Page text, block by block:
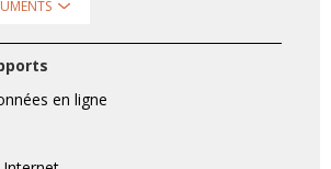
en ligne